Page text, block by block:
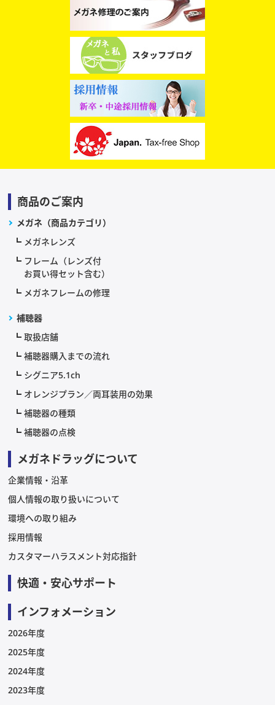
商品のご案内
メガネ（商品カテゴリ）
メガネレンズ
フレーム（レンズ付
お買い得セット含む）
メガネフレームの修理
補聴器
取扱店舗
補聴器購入までの流れ
シグニア5.1ch
オレンジプラン／両耳装用の効果
補聴器の種類
補聴器の点検
メガネドラッグについて
企業情報・沿革
個人情報の取り扱いについて
環境への取り組み
採用情報
カスタマーハラスメント対応指針
快適・安心サポート
インフォメーション
2026年度
2025年度
2024年度
2023年度